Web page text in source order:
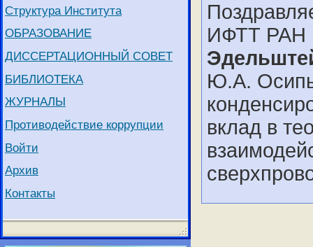
Структура Института
ОБРАЗОВАНИЕ
ДИССЕРТАЦИОННЫЙ СОВЕТ
БИБЛИОТЕКА
ЖУРНАЛЫ
Противодействие коррупции
Войти
Архив
Контакты
ИФТТ
Ю.А.
вклад в